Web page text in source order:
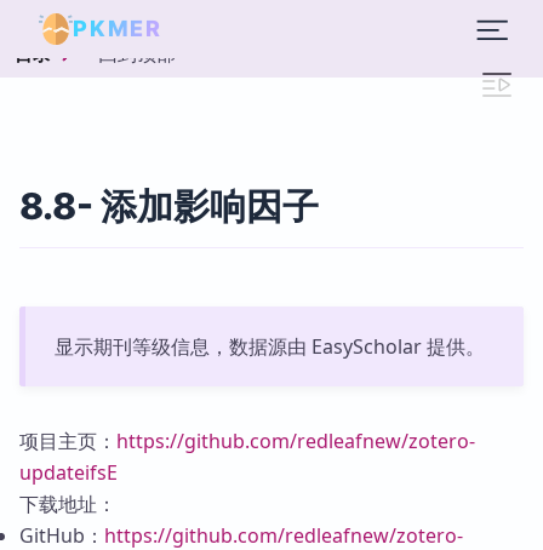
PKMER
目录 回到顶部
8.8- 添加影响因子
显示期刊等级信息，数据源由 EasyScholar 提供。
项目主页： https://github.com/redleafnew/zotero-
updateifsE
下载地址：
GitHub： https://github.com/redleafnew/zotero-